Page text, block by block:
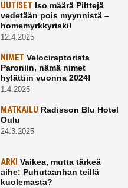
UUTISETIso määrä Pilttejä
vedetään pois myynnistä –
homemyrkkyriski!
12.4.2025
NIMETVelociraptorista
Paroniin, nämä nimet
hylättiin vuonna 2024!
1.4.2025
MATKAILU Radisson Blu Hotel
Oulu
24.3.2025
ARKI Vaikea, mutta tärkeä
aihe: Puhutaanhan teillä
kuolemasta?